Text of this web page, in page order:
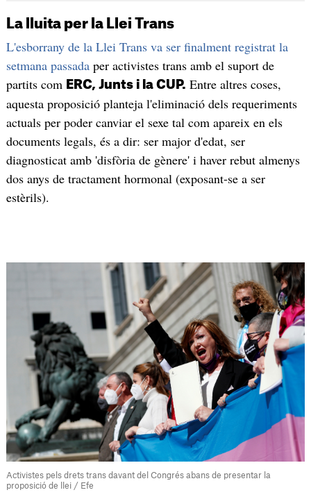
La lluita per la Llei Trans
L'esborrany de la Llei Trans va ser finalment registrat la
setmana passadaper activistes trans amb el suport de
partits com ERC, Junts i la CUP. Entre altres coses,
aquesta proposició planteja l'eliminació dels requeriments
actuals per poder canviar el sexe tal com apareix en els
documents legals, és a dir: ser major d'edat, ser
diagnosticat amb 'disfòria de gènere' i haver rebut almenys
dos anys de tractament hormonal (exposant-se a ser
estèrils).
Activistes pels drets trans davant del Congrés abans de presentar la
proposició de llei / Efe